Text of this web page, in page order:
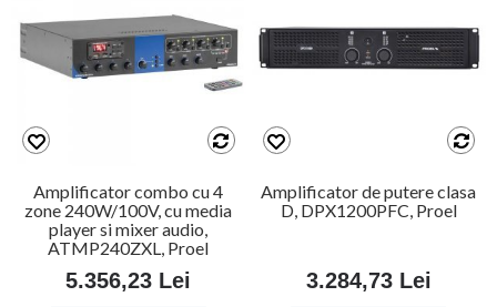
Amplificator combo cu 4
zone 240W/100V, cu media
player si mixer audio,
ATMP240ZXL, Proel
5.356,23 Lei
Amplificator de putere clasa
D, DPX1200PFC, Proel
3.284,73 Lei